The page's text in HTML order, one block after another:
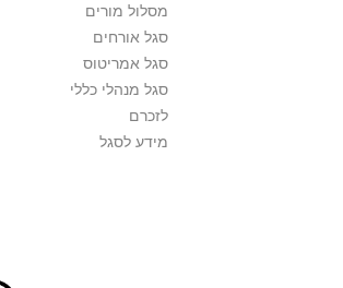
מסלול מורים
סגל אורחים
סגל אמריטוס
סגל מנהלי כללי
לזכרם
מידע לסגל